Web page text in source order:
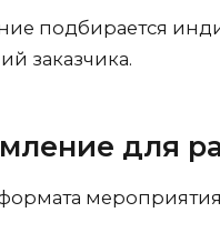
подбирается
заказчика.
для
мероприятия